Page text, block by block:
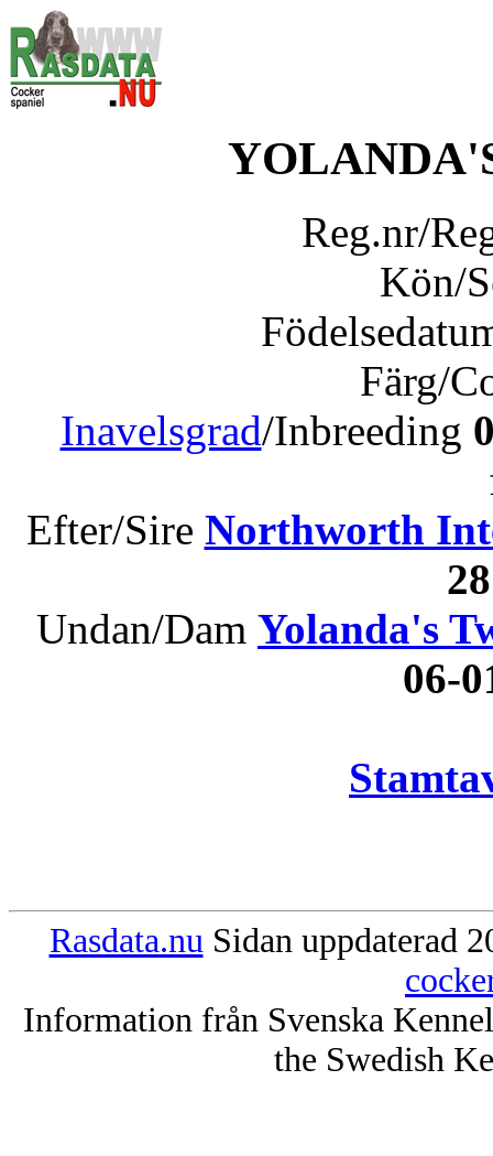
Reg.nr/
Kön/
Färg/
Inavelsgrad/Inbreeding
Efter/Sire Northworth
Undan/Dam Yolanda's
06-
Rasdata.nu Sidan uppdaterad
Information från Svenska
the Swedish